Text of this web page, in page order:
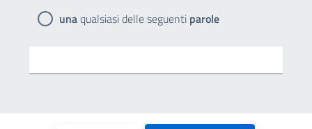
unaqualsiasi delle seguenti parole